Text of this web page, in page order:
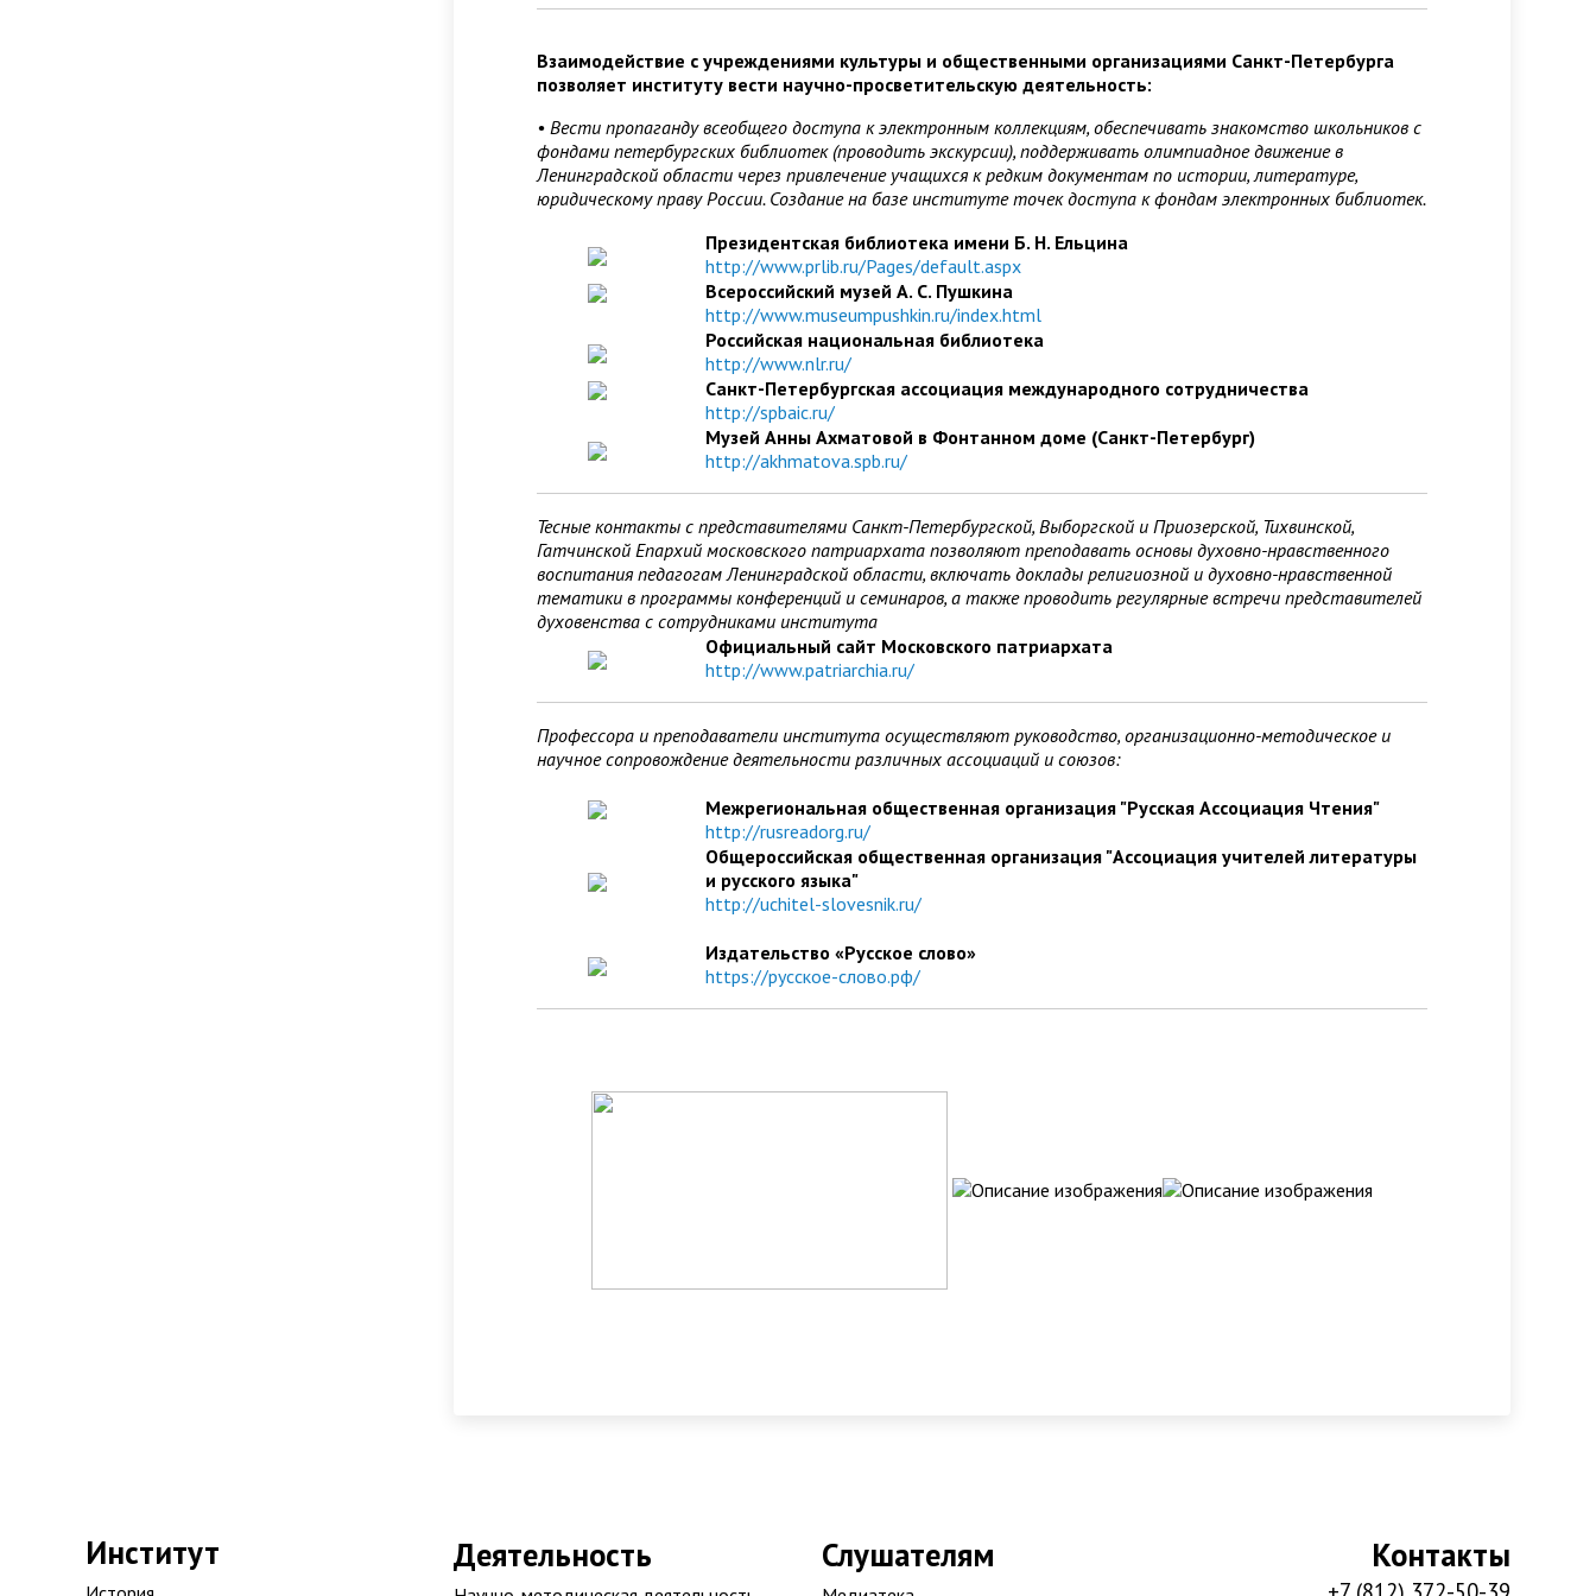
Взаимодействие с учреждениями культуры и общественными организациями Санкт-Петербурга
позволяет институту вести научно-просветительскую деятельность:
• Вести пропаганду всеобщего доступа к электронным коллекциям, обеспечивать знакомство школьников с
фондами петербургских библиотек (проводить экскурсии), поддерживать олимпиадное движение в
Ленинградской области через привлечение учащихся к редким документам по истории, литературе,
юридическому праву России. Создание на базе институте точек доступа к фондам электронных библиотек.
Президентская библиотека имени Б. Н. Ельцина
http://www.prlib.ru/Pages/default.aspx
Всероссийский музей А. С. Пушкина
http://www.museumpushkin.ru/index.html
Российская национальная библиотека
http://www.nlr.ru/
Санкт-Петербургская ассоциация международного сотрудничества
http://spbaic.ru/
Музей Анны Ахматовой в Фонтанном доме (Санкт-Петербург)
http://akhmatova.spb.ru/
Тесные контакты с представителями Санкт-Петербургской, Выборгской и Приозерской, Тихвинской,
Гатчинской Епархий московского патриархата позволяют преподавать основы духовно-нравственного
воспитания педагогам Ленинградской области, включать доклады религиозной и духовно-нравственной
тематики в программы конференций и семинаров, а также проводить регулярные встречи представителей
духовенства с сотрудниками института
Официальный сайт Московского патриархата
http://www.patriarchia.ru/
Профессора и преподаватели института осуществляют руководство, организационно-методическое и
научное сопровождение деятельности различных ассоциаций и союзов:
Межрегиональная общественная организация "Русская Ассоциация Чтения"
http://rusreadorg.ru/
Общероссийская общественная организация "Ассоциация учителей литературы
и русского языка"
http://uchitel-slovesnik.ru/
Издательство «Русское слово»
https://русское-слово.рф/
Институт Деятельность Слушателям Контакты